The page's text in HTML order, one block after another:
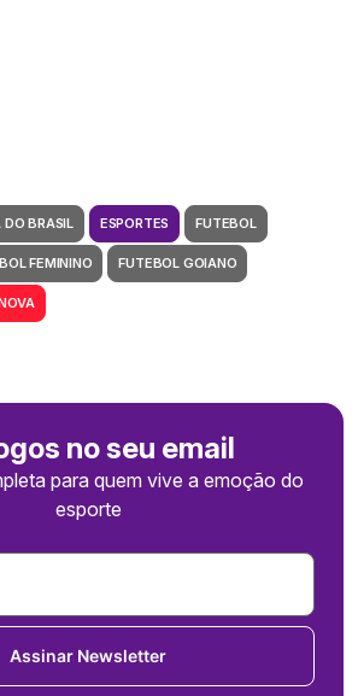
DO BRASIL ESPORTES FUTEBOL
FEMININO FUTEBOL GOIANO
no seu email
para quem vive a emoção do
esporte
Assinar Newsletter